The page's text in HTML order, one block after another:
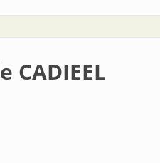
CADIEEL